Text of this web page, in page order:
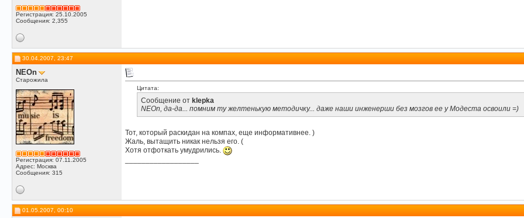
Регистрация: 25.10.2005
Сообщения: 2,355
30.04.2007, 23:47
NEOn
Старожила
Регистрация: 07.11.2005
Адрес: Москва
Сообщения: 315
Цитата:
Сообщение от klepka
NEOn, да-да... помним ту желтенькую методичку... даже наши инженерши без мозгов ее у Модеста освоили =)
Тот, который раскидан на компах, еще информативнее. )
Жаль, вытащить никак нельзя его. (
Хотя отфоткать умудрились.
01.05.2007, 00:10